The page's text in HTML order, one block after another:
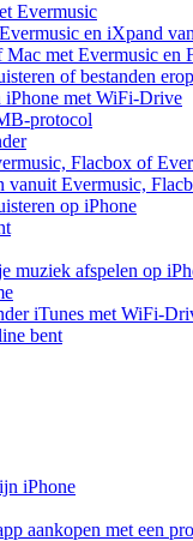
Evermusic
en iXpand
met Evermusic en
of bestanden
iPhone met WiFi-Drive
protocol
Flacbox of
Evermusic,
op iPhone
muziek afspelen op
iTunes met WiFi-
bent
iPhone
aankopen met een